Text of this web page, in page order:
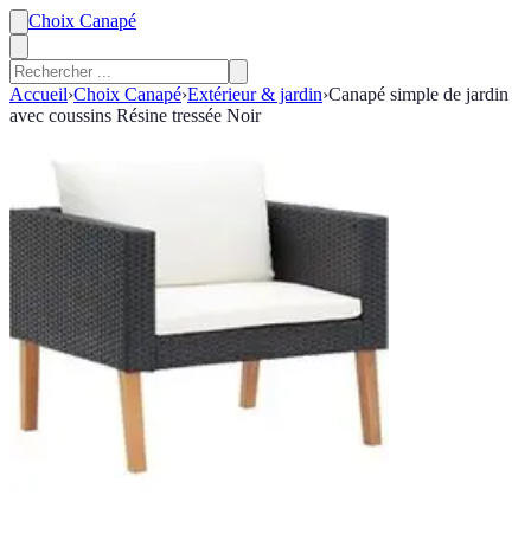
Choix Canapé
Accueil›Choix Canapé›Extérieur & jardin›Canapé simple de jardin
avec coussins Résine tressée Noir